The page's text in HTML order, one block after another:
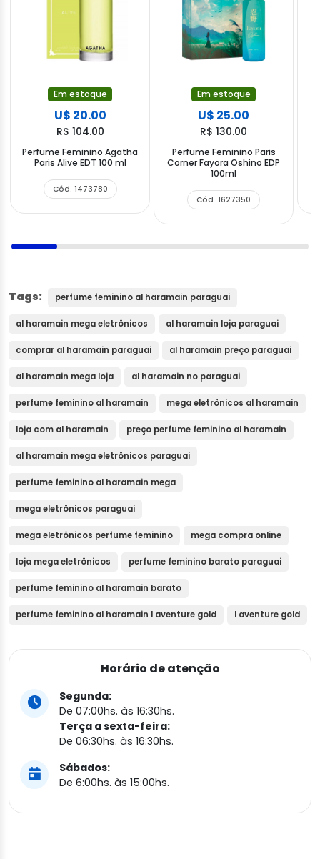
Em estoque
U$ 20.00
R$ 104.00
Perfume Feminino Agatha
Paris Alive EDT 100 ml
Cód. 1473780
Em estoque
U$ 25.00
R$ 130.00
Perfume Feminino Paris
Corner Fayora Oshino EDP
100ml
Cód. 1627350
Tags: perfume feminino al haramain paraguai
al haramain mega eletrônicos al haramain loja paraguai
comprar al haramain paraguai al haramain preço paraguai
al haramain mega loja al haramain no paraguai
perfume feminino al haramain mega eletrônicos al haramain
loja com al haramain preço perfume feminino al haramain
al haramain mega eletrônicos paraguai
perfume feminino al haramain mega
mega eletrônicos paraguai
mega eletrônicos perfume feminino mega compra online
loja mega eletrônicos perfume feminino barato paraguai
perfume feminino al haramain barato
perfume feminino al haramain l aventure gold l aventure gold
Horário de atenção
Segunda:
De 07:00hs. às 16:30hs.
Terça a sexta-feira:
De 06:30hs. às 16:30hs.
Sábados:
De 6:00hs. às 15:00hs.